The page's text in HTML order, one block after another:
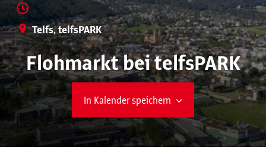
Telfs, telfsPARK
Flohmarkt bei telfsPARK
In Kalender speichern